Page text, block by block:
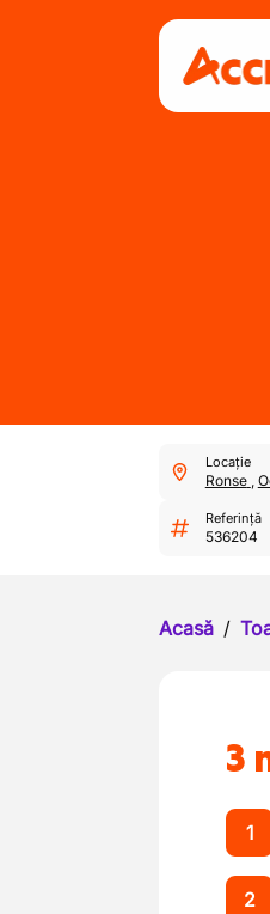
Locație
Ronse ,
Referință
536204
Acasă /
3
1
2